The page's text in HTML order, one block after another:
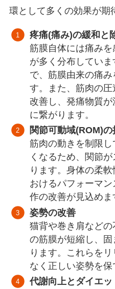
環として多くの効果が期
疼痛(痛み)の緩和と
筋膜自体には痛み
が多く分布してい
で、筋膜由来の痛
す。また、筋肉の
改善し、発痛物質
に繋がります。
関節可動域(ROM)の
筋肉の動きを制限
くなるため、関節
ります。身体の柔
おけるパフォーマ
作の改善が見込めま
姿勢の改善
猫背や巻き肩など
の筋膜が短縮し、
ります。これらを
なく正しい姿勢を保
代謝向上とダイエッ